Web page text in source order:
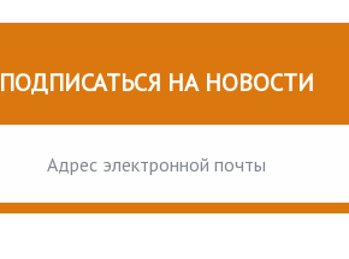
ПОДПИСАТЬСЯ НА НОВОСТИ